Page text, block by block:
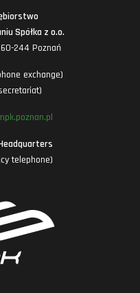
Spółka z o.o.
60-244 Poznań
exchange)
telephone)